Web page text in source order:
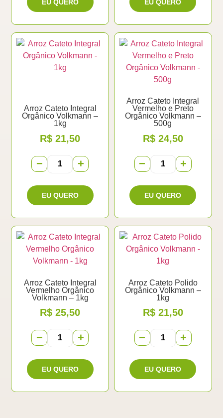
Arroz Cateto Integral
Orgânico Volkmann –
1kg
R$ 21,50
− +
Arroz Cateto Integral
Vermelho e Preto
Orgânico Volkmann –
500g
R$24,50
− +
Arroz Cateto Integral
Vermelho Orgânico
Volkmann – 1kg
R$ 25,50
− +
Arroz Cateto Polido
Orgânico Volkmann –
1kg
R$21,50
− +